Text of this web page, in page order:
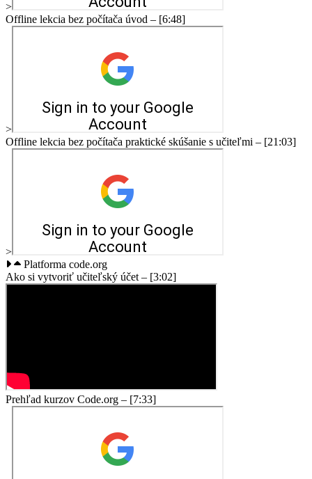
>
Offline lekcia bez počítača úvod – [6:48]
>
Offline lekcia bez počítača praktické skúšanie s učiteľmi – [21:03]
>
Platforma code.org
Ako si vytvoriť učiteľský účet – [3:02]
Prehľad kurzov Code.org – [7:33]